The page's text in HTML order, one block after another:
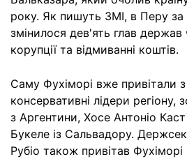
року. Як пишуть ЗМІ, в Перу за
змінилося дев'ять глав держав
корупції та відмиванні коштів.
Саму Фухіморі вже привітали
консервативні лідери
з Аргентини, Хосе Антоніо Каст
Букеле із Сальвадору.
Рубіо також привітав Фухіморі